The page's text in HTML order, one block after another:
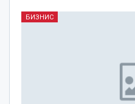
БИЗНИС